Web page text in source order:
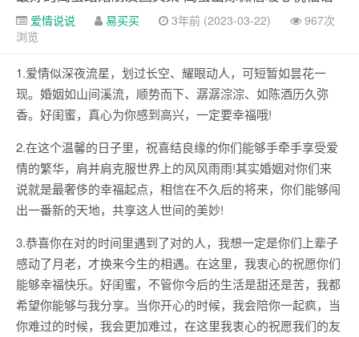
爱情说说 易买买 3年前 (2023-03-22)
967次
浏览
1.爱情似深夜流星，划过长空、耀眼动人，可短暂如昙花一
现。婚姻如山间溪流，顺势而下、潺潺淙淙、如陈酒历久弥
香。好闺蜜，真心为你感到高兴，一定要幸福哦!
2.在这个温馨的日子里，祝喜结良缘的你们能够手牵手享受爱
情的繁华，肩并肩克服世界上的风风雨雨!其实婚姻对你们来
说就是最奢侈的幸福起点，相信在不久后的将来，你们能够闯
出一番新的天地，共享这人世间的美妙!
3.恭喜你在对的时间里遇到了对的人，我想一定是你们上辈子
感动了月老，才换来今生的相遇。在这里，我衷心的祝愿你们
能够幸福快乐。好闺蜜，不管你今后的生活是甜还是苦，我都
希望你能够与我分享。当你开心的时候，我会陪你一起疯，当
你难过的时候，我会更加难过，在这里我衷心的祝愿我们的友